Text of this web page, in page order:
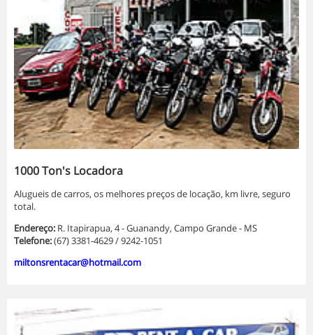
1000 Ton's Locadora
Alugueis de carros, os melhores preços de locação, km livre, seguro
total.
Endereço: R. Itapirapua, 4 - Guanandy, Campo Grande - MS
Telefone:(67) 3381-4629 / 9242-1051
miltonsrentacar@hotmail.com